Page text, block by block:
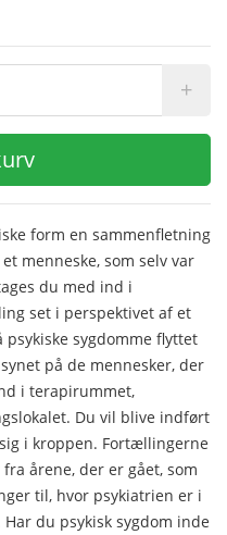
+
form en sammenfletning
menneske, som selv var
du med ind i
set i perspektivet af et
sygdomme flyttet
på de mennesker, der
i terapirummet,
Du vil blive indført
i kroppen. Fortællingerne
årene, der er gået, som
til, hvor psykiatrien er i
du psykisk sygdom inde